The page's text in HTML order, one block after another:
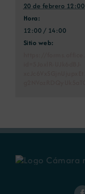
20 de febrero 12:00
Hora:
12:00 / 14:00
Sitio web: